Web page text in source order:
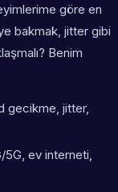
göre en
bakmak, jitter gibi
Benim
gecikme, jitter,
5G, ev interneti,